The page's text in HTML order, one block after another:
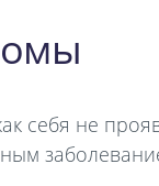
себя не